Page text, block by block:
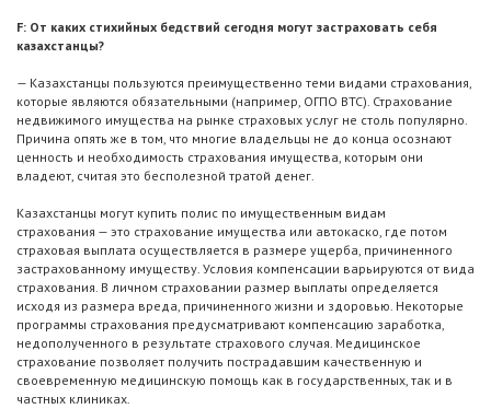
F: От каких стихийных бедствий сегодня могут застраховать себя
казахстанцы?
— Казахстанцы пользуются преимущественно теми видами страхования,
которые являются обязательными (например, ОГПО ВТС). Страхование
недвижимого имущества на рынке страховых услуг не столь популярно.
Причина опять же в том, что многие владельцы не до конца осознают
ценность и необходимость страхования имущества, которым они
владеют, считая это бесполезной тратой денег.
Казахстанцы могут купить полис по имущественным видам
страхования — это страхование имущества или автокаско, где потом
страховая выплата осуществляется в размере ущерба, причиненного
застрахованному имуществу. Условия компенсации варьируются от вида
страхования. В личном страховании размер выплаты определяется
исходя из размера вреда, причиненного жизни и здоровью. Некоторые
программы страхования предусматривают компенсацию заработка,
недополученного в результате страхового случая. Медицинское
страхование позволяет получить пострадавшим качественную и
своевременную медицинскую помощь как в государственных, так и в
частных клиниках.